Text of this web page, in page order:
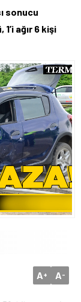
sonucu
ağır 6 kişi
A+ A-